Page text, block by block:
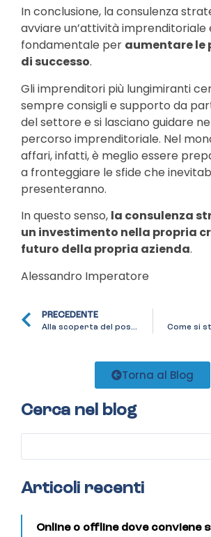
In conclusione, la consulenza
avviare un’attività imprenditoriale
fondamentale per aumentare
di successo.
Gli imprenditori più lungimiranti
sempre consigli e supporto da
del settore e si lasciano guidare
percorso imprenditoriale. Nel
affari, infatti, è meglio essere
a fronteggiare le sfide che
presenteranno.
In questo senso, la consulenza
un investimento nella propria
futuro della propria azienda.
Alessandro Imperatore
PRECEDENTE
Alla scoperta del posizionamento: un alleato prezioso per le PMI
Torna al Blog
Cerca nel blog
Articoli recenti
Online o offline dove conviene